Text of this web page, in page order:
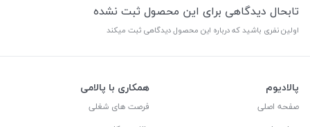
تابحال دیدگاهی برای این محصول ثبت نشده
اولین نفری باشید که درباره این محصول دیدگاهی ثبت میکند
پالادیوم
صفحه اصلی
همکاری با پالامی
فرصت های شغلی